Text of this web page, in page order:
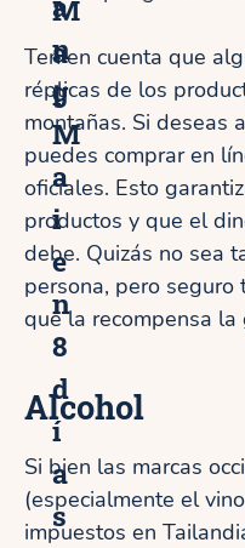
M
a
i
n
g
M
a
i
e
n
8
d
í
a
s
Ten en cuenta que
réplicas de los
montañas. Si deseas
puedes comprar en
oficiales. Esto
productos y que el
debe. Quizás no sea
persona, pero
que la recompensa la
Alcohol
Si bien las marcas
(especialmente el
impuestos en